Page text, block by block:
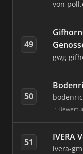
von-
49
gwg-
50
51 IVERA
ivera-